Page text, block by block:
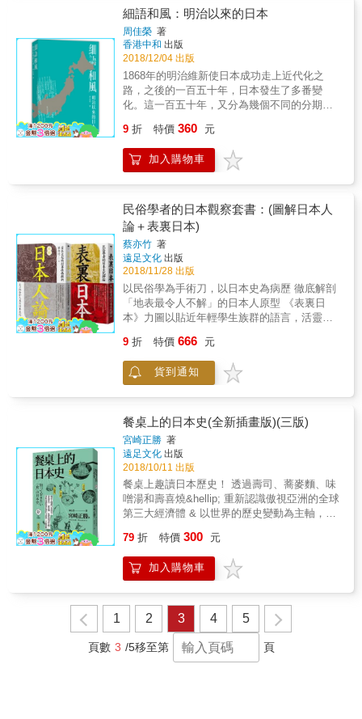
而成的洗練設計，正是世上最珍貴的美感資
產。 本書特色 ◆史無前例的民具全圖解典藏
版！擺脫一般人對辭典、事典的印象，所有項
目皆搭配插圖，透過視覺傳達日本物質文化的
具體型態 ◆日本首創！以「插圖」為目次，琳
瑯滿目的民具項目一字排開，讓資料查找更直
覺 ◆採廣開本裝訂，可攤平翻閱，便於讀者查
物，如果巨大化&hellip;&hellip;還擁有可怕的外
貌和妖力的話&hellip;&hellip;（抖） ◆【刀刃
對決】除了恐怖程度和妖術，使用兵器的技巧
也會成為致勝關鍵。 ◆【重量級對決】妖怪界
的橫綱王座戰，雙方頗具分量的巨體互搏將擦
撞出激烈的火花。 ◆【冰與水的對決】擅用自
然力量的戰鬥，如何發揮各種小技巧才能巧妙
取勝。 ◆【怪力對決】捨棄其他小步數，妖怪
男子漢就是要靠拳頭來定勝負！ &
&mdash;&mdash;比賽還不只這樣！隨著各組
淘汰賽結果一一出爐，後面還有更多位列種子
選手的強大妖怪們在等待著晉級者喔～請絕對
不要錯過妖怪王者登上王座的那一刻！ & 這本
精選出擅長各式戰鬥能力的妖怪，進行前所未
見的模擬對戰。 ☆解析妖怪基本資料與戰力數
值，以及特殊技能和必殺技的介紹。你也可以
成為妖怪訓練大師。 ★以3D插圖呈現妖怪風
貌，並藉由圖文並陳、賽事實況轉播、終場分
析的方式呈現妖怪們對戰的起承轉合。 ☆趣味
專欄，延伸探討日本傳統與現代妖怪的諸多小
知識。 ★特別收錄：「日本妖怪VS世界妖怪」
物、龍等同領域之間的較量，賭上代表自己國
今並沒有隔閡。 《日本文化圖典》不單是記錄
日本古代工藝的偉大百科， 也見證千年來日本
人民對文化火炬的珍視與傳承， 火焰從未消
失，依舊啟蒙著大和民族的將其傳遞到世界。
透過這本日本傳統與文化的演進紀錄， 人們得
以承接古老的盛世，推陳出新，讓傳統於現代
再現光輝。 本書特色 ◎4000張手繪圖，日本古
的技術傳統。 ◎插圖的出處典籍，或說明文字
當中所提及的書籍等，皆清楚標註，創作時亦
可參考。 ◎事物依筆畫順序製成索引附註於書
末，附有日文原名，方便對照。 專業推薦 ◎作
本長這樣！」&mdash;&mdash;實踐大學應日
系助理教授、《表裏日本》作者& 蔡亦竹
史&hellip;&hellip; 《餐桌上的日本史(全新插畫
版)》 日本料理中調味料的添加順序，原來跟五
十音的排列前後相關？ 什麼原因，讓豬肉變成
了最佳的「測謊器」？ 除了泰國、越南、印
尼、中國、朝鮮、日本，古羅馬人也食用魚
露？ 阿里巴巴為何利用「芝麻」作為通關密語
進入洞窟？ 豆腐是「乳酪的替代品」？ 漢堡並
非土生土長於美國，竟是德國佬改良俄式韃靼
馬肉的產物？ 在伊斯蘭圈及歐洲中世紀，芫荽
香，無法覲見皇帝？ 《酒杯裡的世界史(全新插
畫版)》 令人陶醉的杯中物，竟然是扭轉歷史的
關鍵！ 蘭姆酒原來是「砂糖革命」的產物？ 第
國之所以建立，最大功臣是啤酒？ 物質，是連
結過去與現在的媒介，以生活周遭之物做為素
材、思考歷史的過程，應是養成歷史的感知能
力所不可或缺之要素。 每天與我們面對面的餐
桌，本身就是個知性冒險的寶庫！本套書即試
圖從世界史的巨大框架出發，透過食材與料
理，以全球性的角度敘述文明、文化的交流與
變化的過程。 本書特色： ★精美插畫搭配流暢
料理，同時也倍添閱讀的樂趣。
細語和風：明治以來的日本
周佳榮 著
香港中和 出版
2018/12/04 出版
1868年的明治維新使日本成功走上近代化之
路，之後的一百五十年，日本發生了多番變
化。這一百五十年，又分為幾個不同的分期
大正時代（1912&mdash;1926年）、以第二次
世界大戰為分水嶺的昭和前期
（1928&mdash;1945年）及昭和後期
史，後兩者是日本的現代史。 & 周佳榮教授常
年致力於日本研究，本書圍繞著近現代日本的
歷史和文化而作論述，並按內容編為四輯：
「政治和社會發展」、「經濟和對外關係」、
「出版與文化活動」、「科技與學術前沿」。
反映了作者對日本歷史文化的理解和基本看
法，予以讀者具啟發性的參考。
9 折 特價 360 元
加入購物車
民俗學者的日本觀察套書：(圖解日本人
論＋表裏日本)
蔡亦竹 著
遠足文化 出版
2018/11/28 出版
以民俗學為手術刀，以日本史為病歷 徹底解剖
「地表最令人不解」的日本人原型 《表裏日
本》力圖以貼近年輕學生族群的語言，活靈活
橫跨宗教、英雄到飲食。期望透過此書讓大眾
讀者對日本建立更真實的文化認知，在對日本
懷抱崇仰孺慕之情時，能夠更深入、更正確地
八點檔劇情般的天皇家悲劇，還凝煉了深沉的
宗教信仰觀 ‧聖徳太子惹怒隋煬帝以後，一定有
做了哪些事才讓這個國家得以從「倭」變成
「日本」 ‧旅人必訪的京都金閣寺，原來是棟承
載野心、慾望、父子情結與愛恨情仇的偉大見
證！ 而《圖解日本人論》則透過學術專業，從
民俗學角度切入，為讀者精闢剖析日本人的原
型以及日本文化的村落性格。 ‧「以和為貴」居
然被納入憲法，日本人究竟有多怕起爭執？ ‧戰
格分裂？ ‧何謂「世間體的文化」？帶你秒懂日
本上班族壓力有多大 ‧解讀令美軍百思不解的
「神聖中空」，如何為昭和天皇的罪責解套 ‧透
視戰國梟雄織田信長的送命原因，比較光秀、
秀吉的大不同 愛好日本的朋友不要只是在金閣
寺打卡完就算日本文化走一遭了 讓我們一同認
識這個最熟悉的陌生國度，探求日本的原型
9 折 特價 666 元
貨到通知
餐桌上的日本史(全新插畫版)(三版)
宮崎正勝 著
遠足文化 出版
2018/10/11 出版
餐桌上趣讀日本歷史！ 透過壽司、蕎麥麵、味
噌湯和壽喜燒&hellip; 重新認識傲視亞洲的全球
第三大經濟體 & 以世界的歷史變動為主軸，說
於古代時尚食品的丸子、大佛與蠶豆之間， 竟
有出人意外的關係？ 從豆腐料理大變身而成的
關東煮， 原是伊斯蘭點心的五目油豆腐包？ 鮪
容充滿各種小知識，淺顯易懂，讓你輕鬆了解
日本的歷史與文化。 & 本書特色: 精美插畫搭
配流暢文字，不但有助認識一些少見或特殊的
食材、料理，同時也倍添閱讀的樂趣。
79 折 特價 300 元
加入購物車
1 2 3 4 5
頁數 3 /5移至第 頁